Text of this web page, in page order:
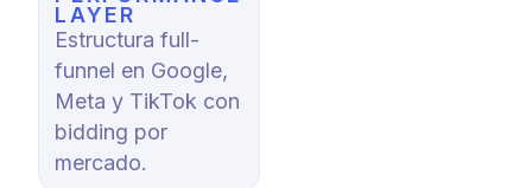
LAYER
Estructura full-
funnel en Google,
Meta y TikTok con
bidding por
mercado.